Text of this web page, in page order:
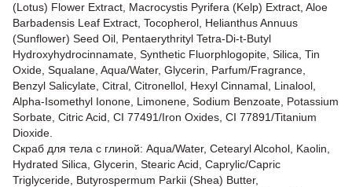
(Lotus) Flower Extract, Macrocystis Pyrifera (Kelp) Extract, Aloe
Barbadensis Leaf Extract, Tocopherol, Helianthus Annuus
(Sunflower) Seed Oil, Pentaerythrityl Tetra-Di-t-Butyl
Hydroxyhydrocinnamate, Synthetic Fluorphlogopite, Silica, Tin
Oxide, Squalane, Aqua/Water, Glycerin, Parfum/Fragrance,
Benzyl Salicylate, Citral, Citronellol, Hexyl Cinnamal, Linalool,
Alpha-Isomethyl Ionone, Limonene, Sodium Benzoate, Potassium
Sorbate, Citric Acid, CI 77491/Iron Oxides, CI 77891/Titanium
Dioxide.
Скраб для тела с глиной: Aqua/Water, Cetearyl Alcohol, Kaolin,
Hydrated Silica, Glycerin, Stearic Acid, Caprylic/Capric
Triglyceride, Butyrospermum Parkii (Shea) Butter,